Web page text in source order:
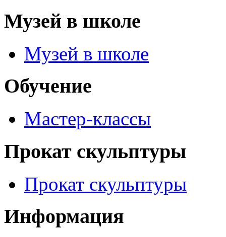
Музей в школе
Музей в школе
Обучение
Мастер-классы
Прокат скульптуры
Прокат скульптуры
Информация